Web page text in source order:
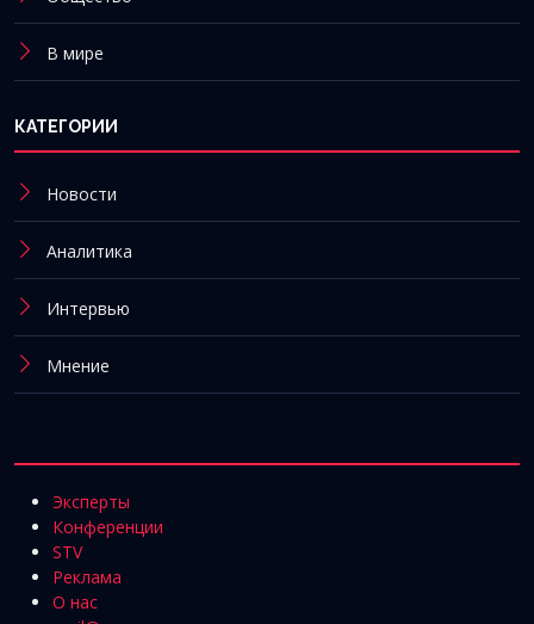
В мире
КАТЕГОРИИ
Новости
Аналитика
Интервью
Мнение
Эксперты
Конференции
STV
Реклама
О нас